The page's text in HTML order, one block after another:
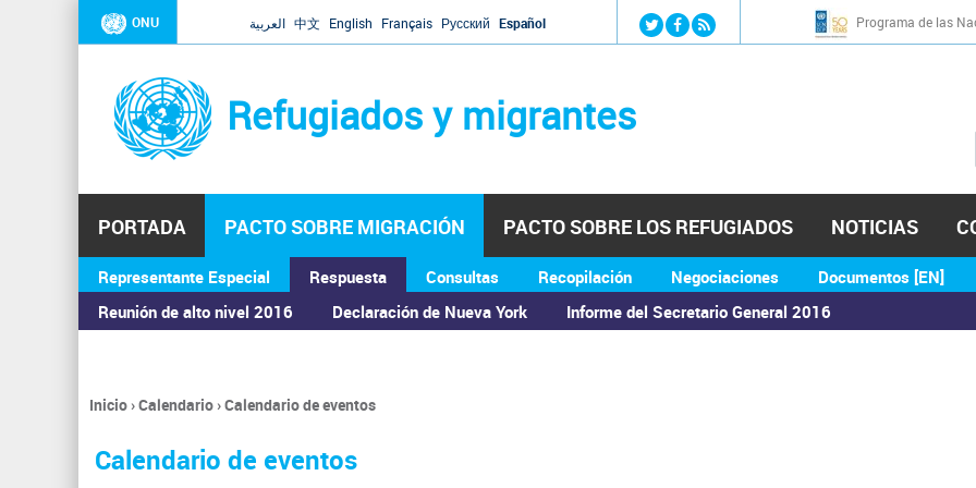
Jump to navigation
ONU العربية 中文 English Français Русский Español Programa de las
Refugiados y migrantes
PORTADA PACTO SOBRE MIGRACIÓN
Representante Especial
Respuesta
Reunión de alto nivel 2016
Declaración de Nueva York Informe del Secretario General 2016
Consultas Recopilación Negociaciones Documentos [EN]
PACTO SOBRE LOS REFUGIADOS NOTICIAS
ASAMBLEA GENERAL
Se
encuentra
usted
Inicio›Calendario›Calendario de eventos
Calendario de eventos